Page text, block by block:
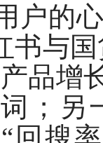
户的
书与
品增
；另
回搜